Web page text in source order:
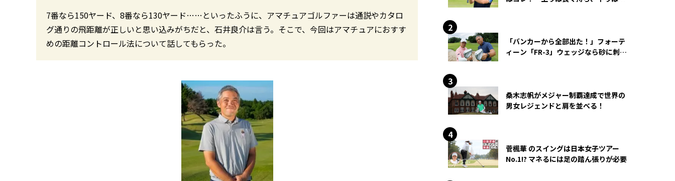
7番なら150ヤード、8番なら130ヤード……といったふうに、アマチュアゴルファーは通説やカタロ
グ通りの飛距離が正しいと思い込みがちだと、石井良介は言う。そこで、今回はアマチュアにおすす
めの距離コントロール法について話してもらった。
「バンカーから全部出た！」フォーテ
ィーン「FR-3」ウェッジなら砂に刺さ
桑木志帆がメジャー制覇達成で世界の
男女レジェンドと肩を並べる！
菅楓華 のスイングは日本女子ツアー
No.1!? マネるには足の踏ん張りが必要